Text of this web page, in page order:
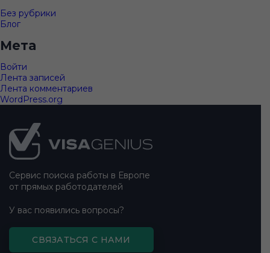
Без рубрики
Блог
Мета
Войти
Лента записей
Лента комментариев
WordPress.org
Подвал
сайта
Сервис поиска работы в Европе
от прямых работодателей
У вас появились вопросы?
СВЯЗАТЬСЯ С НАМИ